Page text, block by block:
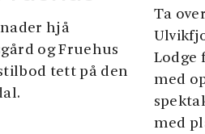
hjå
og Fruehus
tett på den
Ta
Lodge
med
med